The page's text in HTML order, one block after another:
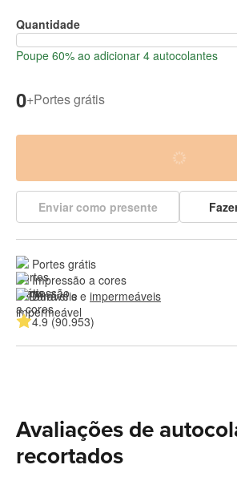
Quantidade
Poupe 60% ao adicionar 4 autocolantes
0+Portes grátis
Enviar como presente
Portes grátis
Impressão a cores
Duráveis e impermeáveis
4.9 (90.953)
Avaliações de
recortados